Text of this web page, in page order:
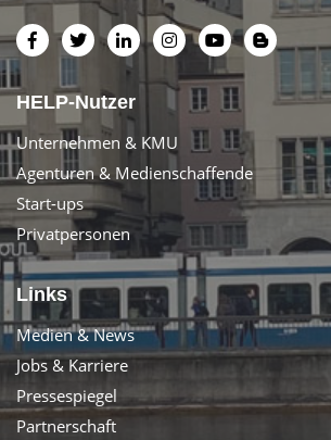
HELP-Nutzer
Unternehmen & KMU
Agenturen & Medienschaffende
Start-ups
Privatpersonen
Links
Medien & News
Jobs & Karriere
Pressespiegel
Partnerschaft